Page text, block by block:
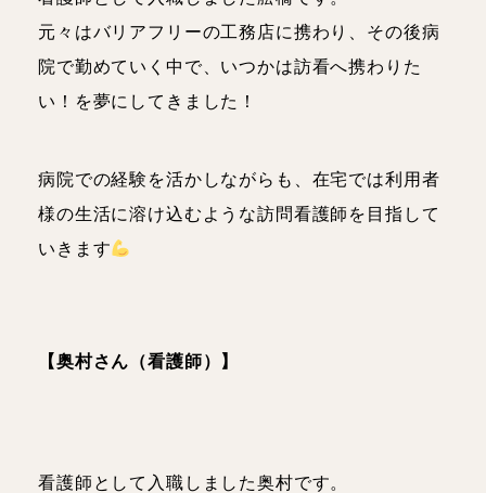
元々はバリアフリーの工務店に携わり、その後病
院で勤めていく中で、いつかは訪看へ携わりた
い！を夢にしてきました！
病院での経験を活かしながらも、在宅では利用者
様の生活に溶け込むような訪問看護師を目指して
いきます
【奥村さん（看護師）】
看護師として入職しました奥村です。